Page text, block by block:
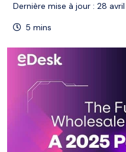
Dernière mise à jour : 28
5 mins